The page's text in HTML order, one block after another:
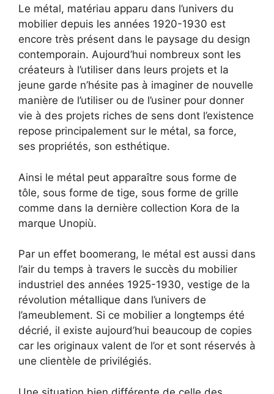
Le métal, matériau apparu dans l’univers du
mobilier depuis les années 1920-1930 est
encore très présent dans le paysage du design
contemporain. Aujourd’hui nombreux sont les
créateurs à l’utiliser dans leurs projets et la
jeune garde n’hésite pas à imaginer de nouvelle
manière de l’utiliser ou de l’usiner pour donner
vie à des projets riches de sens dont l’existence
repose principalement sur le métal, sa force,
ses propriétés, son esthétique.
Ainsi le métal peut apparaître sous forme de
tôle, sous forme de tige, sous forme de grille
comme dans la dernière collection Kora de la
marque Unopiù.
Par un effet boomerang, le métal est aussi dans
l’air du temps à travers le succès du mobilier
industriel des années 1925-1930, vestige de la
révolution métallique dans l’univers de
l’ameublement. Si ce mobilier a longtemps été
décrié, il existe aujourd’hui beaucoup de copies
car les originaux valent de l’or et sont réservés à
une clientèle de privilégiés.